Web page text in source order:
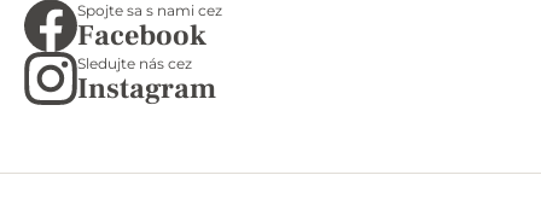
Spojte sa s nami cez
Facebook
Sledujte nás cez
Instagram